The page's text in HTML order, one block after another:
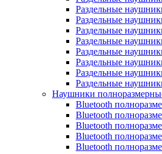
Раздельные
Раздельные
Раздельные
Раздельные
Раздельные
Раздельные
Раздельные
Раздельные
Наушники
Bluetooth
Bluetooth
Bluetooth
Bluetooth
Bluetooth